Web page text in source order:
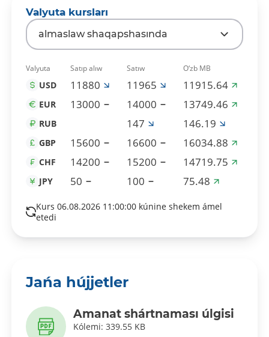
Valyuta kursları
almaslaw shaqapshasında
Valyuta Satıp alıw Satıw O‘zb MB
USD 11880 11965 11915.64
EUR 13000 14000 13749.46
RUB 147 146.19
GBP 15600 16600 16034.88
CHF 14200 15200 14719.75
JPY 50 100 75.48
Kurs 06.08.2026 11:00:00 kúnine shekem ámel
etedi
Jańa hújjetler
Amanat shártnaması úlgisi
Kólemi: 339.55 KB